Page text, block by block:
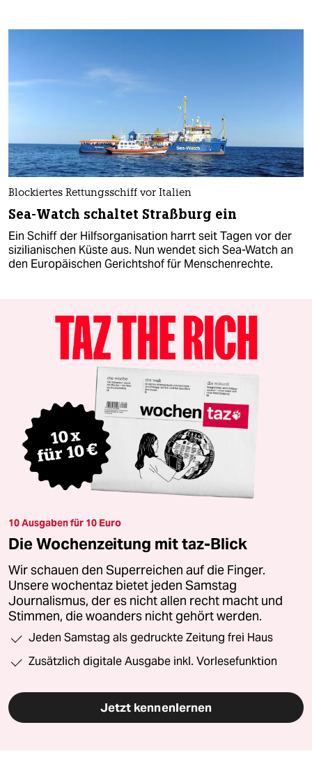
Blockiertes Rettungsschiff vor Italien
Sea-Watch schaltet Straßburg ein
Ein Schiff der Hilfsorganisation harrt seit Tagen vor der
sizilianischen Küste aus. Nun wendet sich Sea-Watch an
den Europäischen Gerichtshof für Menschenrechte.
10 Ausgaben für 10 Euro
Die Wochenzeitung mit taz-Blick
Wir schauen den Superreichen auf die Finger.
Unsere wochentaz bietet jeden Samstag
Journalismus, der es nicht allen recht macht und
Stimmen, die woanders nicht gehört werden.
Jeden Samstag als gedruckte Zeitung frei Haus
Zusätzlich digitale Ausgabe inkl. Vorlesefunktion
Jetzt kennenlernen